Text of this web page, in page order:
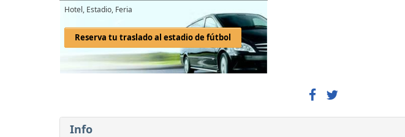
Hotel, Estadio, Feria
Reserva tu traslado al estadio de fútbol
Info